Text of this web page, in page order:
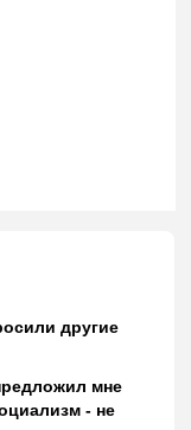
другие
мне
- не